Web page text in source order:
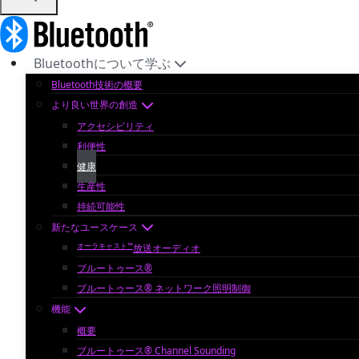
Bluetoothについて学ぶ
Bluetooth技術の概要
より良い世界の創造
アクセシビリティ
利便性
健康
生産性
持続可能性
新たなユースケース
オーラキャスト™放送オーディオ
ブルートゥース®
ブルートゥース® ネットワーク照明制御
機能
概要
ブルートゥース® Channel Sounding